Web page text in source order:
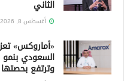
الثاني
أغسطس 8, 2026
«أماروكس»
وترتفع بحصتها